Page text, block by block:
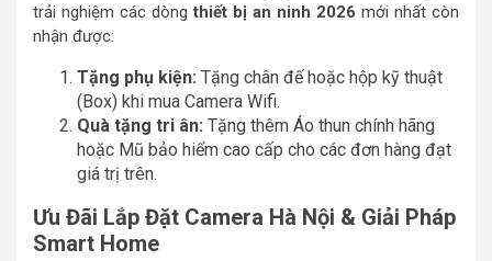
trải nghiệm các dòngthiết bị an ninh 2026 mới nhất còn
nhận được:
Tặng phụ kiện: Tặng chân đế hoặc hộp kỹ thuật
(Box) khi mua Camera Wifi.
Quà tặng tri ân: Tặng thêm Áo thun chính hãng
hoặc Mũ bảo hiểm cao cấp cho các đơn hàng đạt
giá trị trên.
Ưu Đãi Lắp Đặt Camera Hà Nội & Giải Pháp
Smart Home